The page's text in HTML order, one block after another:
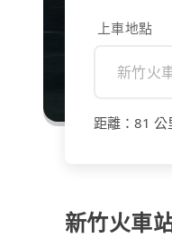
上車地點
距離 ： 81 公
新竹火車